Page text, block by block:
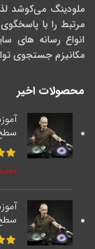
ملودینگ می‌کوشد
مرتبط را با
انواع رسانه های
مکانیزم جستجوی
محصولات اخیر
سطح 3-
سطح 2-